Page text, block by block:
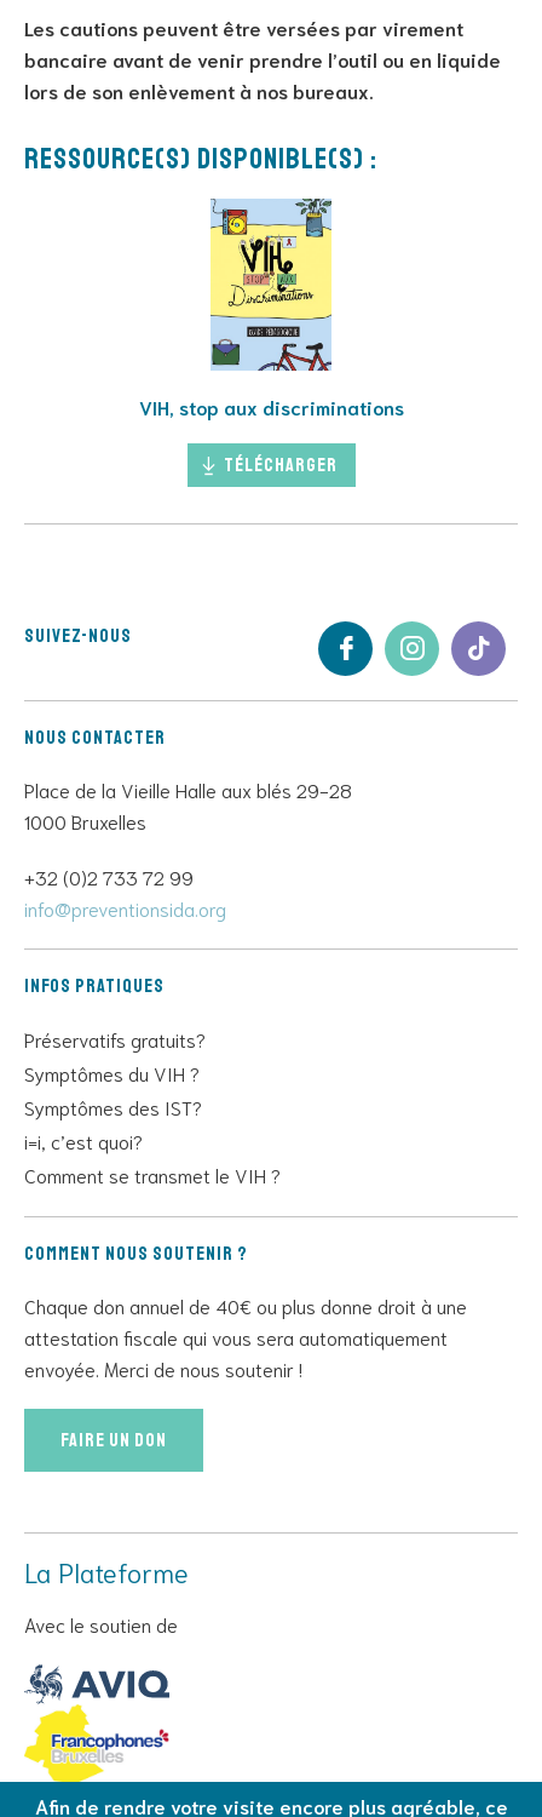
Les cautions peuvent être versées par virement
bancaire avant de venir prendre l’outil ou en liquide
lors de son enlèvement à nos bureaux.
Ressource(s) disponible(s) :
VIH, stop aux discriminations
Télécharger
Suivez-nous
Nous contacter
Place de la Vieille Halle aux blés 29-28
1000 Bruxelles
+32 (0)2 733 72 99
info@preventionsida.org
Infos pratiques
Préservatifs gratuits?
Symptômes du VIH ?
Symptômes des IST?
i=i, c’est quoi?
Comment se transmet le VIH ?
Comment nous soutenir ?
Chaque don annuel de 40€ ou plus donne droit à une
attestation fiscale qui vous sera automatiquement
envoyée. Merci de nous soutenir !
Faire un don
La Plateforme
Avec le soutien de
Afin de rendre votre visite encore plus agréable, ce